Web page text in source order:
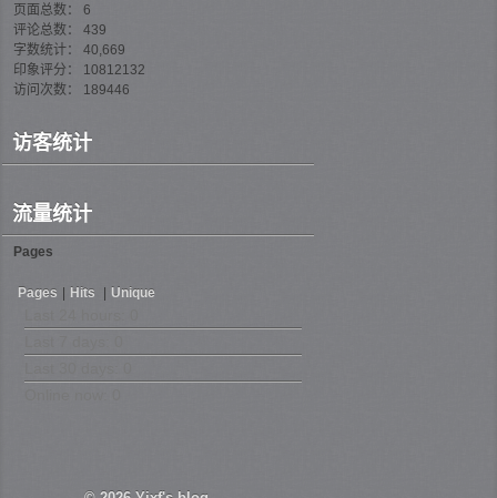
页面总数： 6
评论总数： 439
字数统计： 40,669
印象评分： 10812132
访问次数： 189446
访客统计
流量统计
Pages
Pages Hits Unique